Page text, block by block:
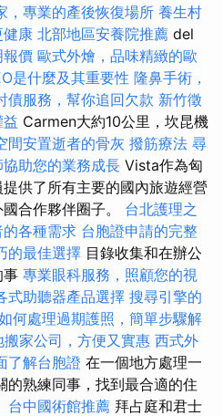
，專業的產後恢復場所 養生村
健康 北部地區安養院推薦 del
報價 歐式外燴，品味精緻的歐
是什麼及其重要性 隆鼻手術，
債服務，幫你追回欠款 新竹徵
Carmen大約10公里，坎昆機
間安置逝者的骨灰 撥筋療法 尋
助您的業務成長 Vista作為匈
供了所有主要的國內旅遊經營
合作夥伴圈子。 台北護理之
各種需求 台胞證申請的完整
的最佳選擇 目錄收集和在辦公
事 專業眼科服務，照顧您的視
式助聽器產品選擇 搜尋引擎的
何處理過期護照，簡單步驟解
家公司，方便又實惠 西式外
了解台胞證 在一個地方處理一
的熟練同事，找到最合適的住
台中國術館推薦 拜占庭和君士